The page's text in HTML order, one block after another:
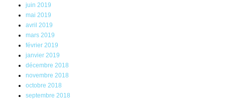
juin 2019
mai 2019
avril 2019
mars 2019
février 2019
janvier 2019
décembre 2018
novembre 2018
octobre 2018
septembre 2018